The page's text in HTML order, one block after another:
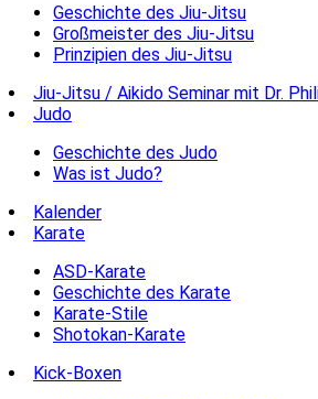
Geschichte des Jiu-Jitsu
Großmeister des Jiu-Jitsu
Prinzipien des Jiu-Jitsu
Jiu-Jitsu / Aikido Seminar mit Dr.
Judo
Geschichte des Judo
Was ist Judo?
Kalender
Karate
ASD-Karate
Geschichte des Karate
Karate-Stile
Shotokan-Karate
Kick-Boxen